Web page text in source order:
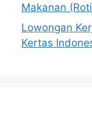
Makanan
Lowongan
Kertas